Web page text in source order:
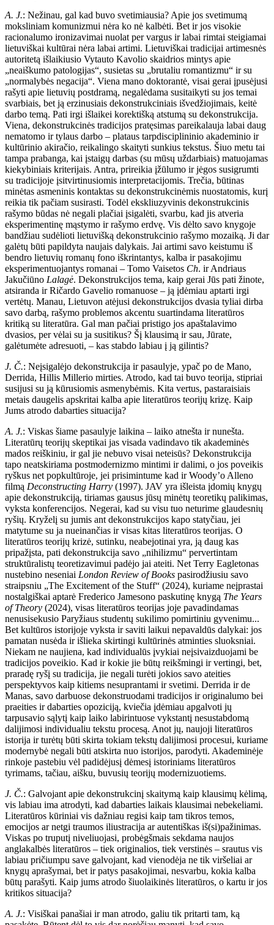
A. J.: Nežinau, gal kad buvo svetimiausia? Apie jos svetimumą
moksliniam komunizmui nėra ko nė kalbėti. Bet ir jos visokie
racionalumo ironizavimai nuolat per vargus ir labai rimtai steigiamai
lietuviškai kultūrai nėra labai artimi. Lietuviškai tradicijai artimesnės
autoritetą išlaikiusio Vytauto Kavolio skaidrios mintys apie
„neaiškumo patologijas“, susietas su „brutaliu romantizmu“ ir su
„normalybės negacija“. Viena mano doktorantė, visai gerai įpusėjusi
rašyti apie lietuvių postdramą, negalėdama susitaikyti su jos temai
svarbiais, bet ją erzinusiais dekonstrukciniais išvedžiojimais, keitė
darbo temą. Pati irgi išlaikei korektišką atstumą su dekonstrukcija.
Viena, dekonstrukcinės tradicijos pratęsimas pareikalauja labai daug
nematomo ir tylaus darbo – plataus tarpdisciplininio akademinio ir
kultūrinio akiračio, reikalingo skaityti sunkius tekstus. Šiuo metu tai
tampa prabanga, kai įstaigų darbas (su mūsų uždarbiais) matuojamas
kiekybiniais kriterijais. Antra, prireikia įžūlumo ir jėgos susigrumti
su tradicijoje įsitvirtinusiomis interpretacijomis. Trečia, būtinas
minėtas asmeninis kontaktas su dekonstrukcinėmis nuostatomis, kurį
reikia tik pačiam susirasti. Todėl ekskliuzyvinis dekonstrukcinis
rašymo būdas nė negali plačiai įsigalėti, svarbu, kad jis atveria
eksperimentinę mąstymo ir rašymo erdvę. Vis dėlto savo knygoje
bandžiau sudėlioti lietuvišką dekonstrukcinio rašymo mozaiką. Ji dar
galėtų būti papildyta naujais dalykais. Jai artimi savo keistumu iš
bendro lietuvių romanų fono iškrintantys, kalba ir pasakojimu
eksperimentuojantys romanai – Tomo Vaisetos Ch. ir Andriaus
Jakučiūno Lalagė. Dekonstrukcijos tema, kaip gerai Jūs pati žinote,
atsiranda ir Ričardo Gavelio romanuose – ją įdėmiau aptarti irgi
vertėtų. Manau, Lietuvon atėjusi dekonstrukcijos dvasia tyliai dirba
savo darbą, rašymo problemos akcentu suartindama literatūros
kritiką su literatūra. Gal man pačiai pristigo jos apaštalavimo
dvasios, per vėlai su ja susitikus? Šį klausimą ir sau, Jūrate,
galėtumėte adresuoti, – kas stabdo labiau į ją gilintis?
J. Č.: Neįsigalėjo dekonstrukcija ir pasaulyje, ypač po de Mano,
Derrida, Hillis Millerio mirties. Atrodo, kad tai buvo teorija, stipriai
susijusi su ją kūrusiomis asmenybėmis. Kita vertus, pastaraisiais
metais daugelis apskritai kalba apie literatūros teorijų krizę. Kaip
Jums atrodo dabarties situacija?
A. J.: Viskas šiame pasaulyje laikina – laiko atnešta ir nunešta.
Literatūrų teorijų skeptikai jas visada vadindavo tik akademinės
mados reiškiniu, ir gal jie nebuvo visai neteisūs? Dekonstrukcija
tapo neatskiriama postmodernizmo mintimi ir dalimi, o jos poveikis
ryškus net popkultūroje, jei prisimintume kad ir Woody’o Alleno
filmą Deconstructing Harry (1997). JAV yra išleista įdomių knygų
apie dekonstrukciją, tiriamas gausus jūsų minėtų teoretikų palikimas,
vyksta konferencijos. Negerai, kad su visu tuo neturime glaudesnių
ryšių. Kryželį su jumis ant dekonstrukcijos kapo statyčiau, jei
matytume su ja nueinančias ir visas kitas literatūros teorijas. O
literatūros teorijų krizė, sutinku, neabejotinai yra, ją daug kas
pripažįsta, pati dekonstrukcija savo „nihilizmu“ pervertintam
struktūralistų teoretizavimui padėjo jai ateiti. Net Terry Eagletonas
nustebino neseniai London Review of Books pasirodžiusiu savo
straipsniu „The Excitement of the Stuff“ (2024), kuriame neįprastai
nostalgiškai aptarė Frederico Jamesono paskutinę knygą The Years
of Theory (2024), visas literatūros teorijas joje pavadindamas
nenusisekusio Paryžiaus studentų sukilimo pomirtiniu gyvenimu...
Bet kultūros istorijoje vyksta ir saviti laikui nepavaldūs dalykai: jos
pamatan nusėda ir išlieka skirtingi kultūrinės atminties sluoksniai.
Niekam ne naujiena, kad individualūs įvykiai neįsivaizduojami be
tradicijos poveikio. Kad ir kokie jie būtų reikšmingi ir vertingi, bet,
praradę ryšį su tradicija, jie negali turėti jokios savo ateities
perspektyvos kaip kitiems nesuprantami ir svetimi. Derrida ir de
Manas, savo darbuose dekonstruodami tradicijos ir originalumo bei
praeities ir dabarties opoziciją, kviečia įdėmiau apgalvoti jų
tarpusavio sąlytį kaip laiko labirintuose vykstantį nesustabdomą
dalijimosi individualiu tekstu procesą. Anot jų, naujoji literatūros
istorija ir turėtų būti skirta tokiam tekstų dalijimosi procesui, kuriame
modernybė negali būti atskirta nuo istorijos, parodyti. Akademinėje
rinkoje pastebiu vėl padidėjusį dėmesį istoriniams literatūros
tyrimams, tačiau, aišku, buvusių teorijų modernizuotiems.
J. Č.: Galvojant apie dekonstrukcinį skaitymą kaip klausimų kėlimą,
vis labiau ima atrodyti, kad dabarties laikais klausimai nebekeliami.
Literatūros kūriniai vis dažniau regisi kaip tam tikros temos,
emocijos ar netgi traumos iliustracija ar autentiškas iš(si)pažinimas.
Viskas po truputį niveliuojasi, probėgšmais sekdama naujos
anglakalbės literatūros – tiek originalios, tiek verstinės – srautus vis
labiau pričiumpu save galvojant, kad vienodėja ne tik viršeliai ar
knygų aprašymai, bet ir patys pasakojimai, nesvarbu, kokia kalba
būtų parašyti. Kaip jums atrodo šiuolaikinės literatūros, o kartu ir jos
kritikos situacija?
A. J.: Visiškai panašiai ir man atrodo, galiu tik pritarti tam, ką